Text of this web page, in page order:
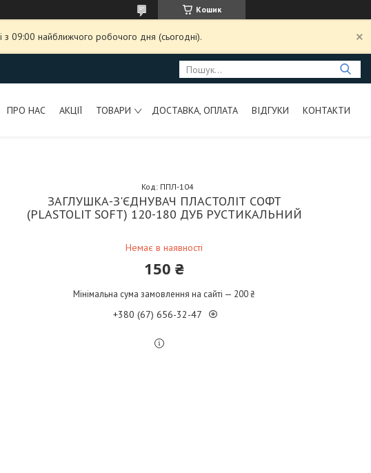
Кошик
09:00 найближчого робочого дня (сьогодні).
ПРО НАС АКЦІЇ ТОВАРИ ДОСТАВКА, ОПЛАТА ВІДГУКИ КОНТАКТИ
ЗАГЛУШКА-З'ЄДНУВАЧ ПЛАСТОЛІТ СОФТ
(PLASTOLIT SOFT) 120-180 ДУБ РУСТИКАЛЬНИЙ
Немає в наявності
Код: ППЛ-104
150 ₴
Мінімальна сума замовлення на сайті — 200 ₴
+380 (67) 656-32-47